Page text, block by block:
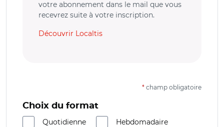
votre abonnement dans le mail que vous
recevrez suite à votre inscription.
Découvrir Localtis
* champ obligatoire
Choix du format
Quotidienne
Hebdomadaire